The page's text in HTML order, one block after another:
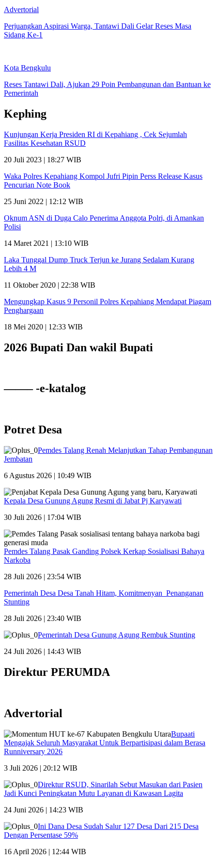
Advertorial
Perjuangkan Aspirasi Warga, Tantawi Dali Gelar Reses Masa
Sidang Ke-1
Kota Bengkulu
Reses Tantawi Dali, Ajukan 29 Poin Pembangunan dan Bantuan ke
Pemerintah
Kephing
Kunjungan Kerja Presiden RI di Kepahiang , Cek Sejumlah
Fasilitas Kesehatan RSUD
20 Juli 2023 | 18:27 WIB
Waka Polres Kepahiang Kompol Jufri Pipin Perss Release Kasus
Pencurian Note Book
25 Juni 2022 | 12:12 WIB
Oknum ASN di Duga Calo Penerima Anggota Polri, di Amankan
Polisi
14 Maret 2021 | 13:10 WIB
Laka Tunggal Dump Truck Terjun ke Jurang Sedalam Kurang
Lebih 4 M
11 Oktober 2020 | 22:38 WIB
Mengungkap Kasus 9 Personil Polres Kepahiang Mendapat Piagam
Penghargaan
18 Mei 2020 | 12:33 WIB
2026 Bupati Dan wakil Bupati
——– -e-katalog
Potret Desa
Pemdes Talang Renah Melanjutkan Tahap Pembangunan
Jembatan
6 Agustus 2026 | 10:49 WIB
Kepala Desa Gunung Agung Resmi di Jabat Pj Karyawati
30 Juli 2026 | 17:04 WIB
Pemdes Talang Pasak Ganding Polsek Kerkap Sosialisasi Bahaya
Narkoba
28 Juli 2026 | 23:54 WIB
Pemerintah Desa Desa Tanah Hitam, Komitmenyan Penanganan
Stunting
28 Juli 2026 | 23:40 WIB
Pemerintah Desa Gunung Agung Rembuk Stunting
24 Juli 2026 | 14:43 WIB
Direktur PERUMDA
Advertorial
Bupaati
Mengajak Seluruh Masyarakat Untuk Berpartisipasi dalam Berasa
Runniversary 2026
3 Juli 2026 | 20:12 WIB
Direktur RSUD, Sinarilah Sebut Masukan dari Pasien
Jadi Kunci Peningkatan Mutu Layanan di Kawasan Lagita
24 Juni 2026 | 14:23 WIB
Ini Dana Desa Sudah Salur 127 Desa Dari 215 Desa
Dengan Persentase 59%
16 April 2026 | 12:44 WIB